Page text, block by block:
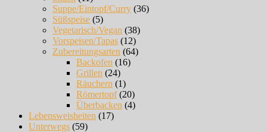
Suppe/Eintopf/Curry (36)
Süßspeise (5)
Vegetarisch/Vegan (38)
Vorspeisen/Tapas (12)
Zubereitungsarten (64)
Backofen (16)
Grillen (24)
Räuchern (1)
Römertopf(20)
Überbacken (4)
Lebensweisheiten (17)
Unterwegs (59)